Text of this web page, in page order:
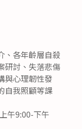
、各年齡層自殺
研討、失落悲傷
與心理韌性發
自我照顧等課
午9:00-下午